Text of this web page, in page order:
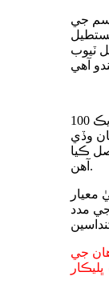
جي
ٽيوب
100 کان وڌيڪ ملڪن کي 10 سالن کان وڌيڪ
وڏي
ڪيا
آهن.
معيار
مدد
جي